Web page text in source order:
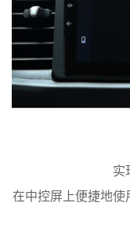
实
在中控屏上便捷地使